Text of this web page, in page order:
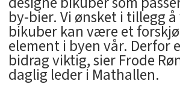
by-bier. Vi ønsket i tillegg
bikuber kan være et
element i byen vår. Derfor
bidrag viktig, sier Frode
daglig leder i Mathallen.